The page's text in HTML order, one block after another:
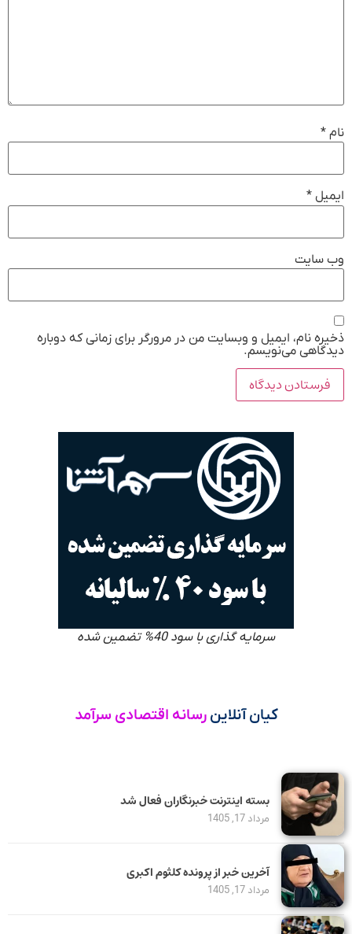
نام *
ایمیل *
وب‌ سایت
ذخیره نام، ایمیل و وبسایت من در مرورگر برای زمانی که دوباره
دیدگاهی می‌نویسم.
سرمایه گذاری با سود 40% تضمین شده
کیان آنلاین رسانه اقتصادی سرآمد
بسته اینترنت خبرنگاران فعال شد
مرداد 17, 1405
آخرین خبر از پرونده کلثوم اکبری
مرداد 17, 1405